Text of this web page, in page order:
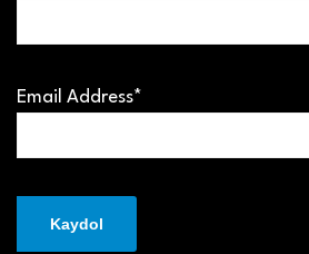
Email Address*